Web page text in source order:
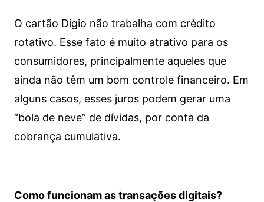
O cartão Digio não trabalha com crédito
rotativo. Esse fato é muito atrativo para os
consumidores, principalmente aqueles que
ainda não têm um bom controle financeiro. Em
alguns casos, esses juros podem gerar uma
“bola de neve” de dívidas, por conta da
cobrança cumulativa.
Como funcionam as transações digitais?